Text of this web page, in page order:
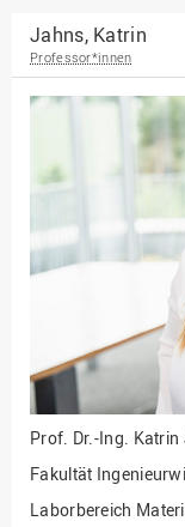
EU-Büro
Fakultät
Fakultät
Kultur und Technik
Fakultät
Finanzen
Forschung,
Drittmittel
Gebäude und
Gesellschaftliches
Jahns, Katrin
Professor*innen
Prof. Dr.-Ing. Katrin
Fakultät
Laborbereich